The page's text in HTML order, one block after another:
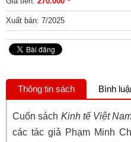
Xuất bản: 7/2025
Thông tin sách Bình
Cuốn sách Kinh tế Việt
các tác giả Phạm Minh